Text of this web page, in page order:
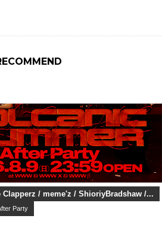
Clapperz / meme'z / ShioriyBradshaw /...
Party